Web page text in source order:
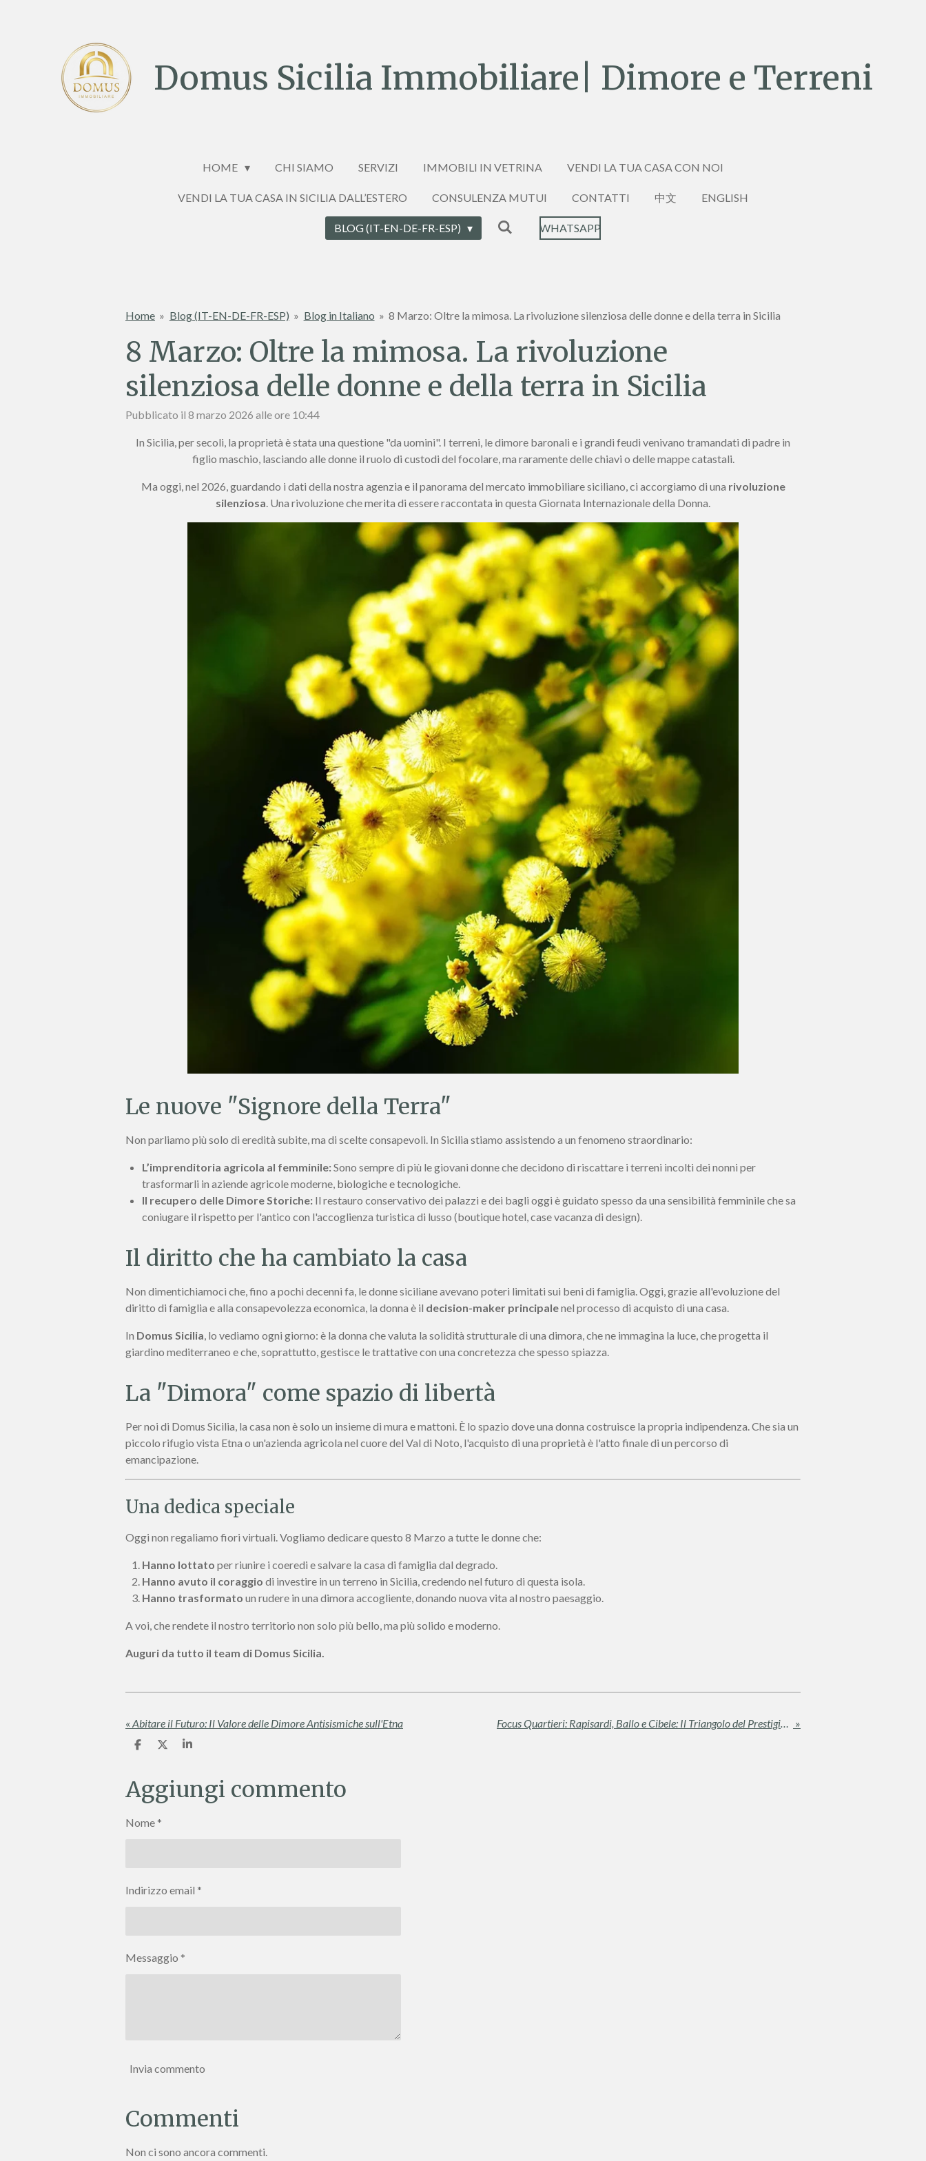
Domus Sicilia Immobiliare| Dimore e Terreni
HOME CHI SIAMO SERVIZI IMMOBILI IN VETRINA VENDI LA TUA CASA CON NOI
VENDI LA TUA CASA IN SICILIA DALL’ESTERO CONSULENZA MUTUI CONTATTI 中文 ENGLISH
BLOG (IT-EN-DE-FR-ESP) WHATSAPP
Home » Blog (IT-EN-DE-FR-ESP) » Blog in Italiano » 8 Marzo: Oltre la mimosa. La rivoluzione silenziosa delle donne e della terra in Sicilia
8 Marzo: Oltre la mimosa. La rivoluzione
silenziosa delle donne e della terra in Sicilia
Pubblicato il 8 marzo 2026 alle ore 10:44
In Sicilia, per secoli, la proprietà è stata una questione "da uomini". I terreni, le dimore baronali e i grandi feudi venivano tramandati di padre in
figlio maschio, lasciando alle donne il ruolo di custodi del focolare, ma raramente delle chiavi o delle mappe catastali.
Ma oggi, nel 2026, guardando i dati della nostra agenzia e il panorama del mercato immobiliare siciliano, ci accorgiamo di una rivoluzione
silenziosa. Una rivoluzione che merita di essere raccontata in questa Giornata Internazionale della Donna.
Le nuove "Signore della Terra"
Non parliamo più solo di eredità subite, ma di scelte consapevoli. In Sicilia stiamo assistendo a un fenomeno straordinario:
L’imprenditoria agricola al femminile:Sono sempre di più le giovani donne che decidono di riscattare i terreni incolti dei nonni per
trasformarli in aziende agricole moderne, biologiche e tecnologiche.
Il recupero delle Dimore Storiche: Il restauro conservativo dei palazzi e dei bagli oggi è guidato spesso da una sensibilità femminile che sa
coniugare il rispetto per l'antico con l'accoglienza turistica di lusso (boutique hotel, case vacanza di design).
Il diritto che ha cambiato la casa
Non dimentichiamoci che, fino a pochi decenni fa, le donne siciliane avevano poteri limitati sui beni di famiglia. Oggi, grazie all'evoluzione del
diritto di famiglia e alla consapevolezza economica, la donna è il decision-maker principalenel processo di acquisto di una casa.
In Domus Sicilia, lo vediamo ogni giorno: è la donna che valuta la solidità strutturale di una dimora, che ne immagina la luce, che progetta il
giardino mediterraneo e che, soprattutto, gestisce le trattative con una concretezza che spesso spiazza.
La "Dimora" come spazio di libertà
Per noi di Domus Sicilia, la casa non è solo un insieme di mura e mattoni. È lo spazio dove una donna costruisce la propria indipendenza. Che sia un
piccolo rifugio vista Etna o un'azienda agricola nel cuore del Val di Noto, l'acquisto di una proprietà è l'atto finale di un percorso di
emancipazione.
Una dedica speciale
Oggi non regaliamo fiori virtuali. Vogliamo dedicare questo 8 Marzo a tutte le donne che:
Hanno lottato per riunire i coeredi e salvare la casa di famiglia dal degrado.
Hanno avuto il coraggio di investire in un terreno in Sicilia, credendo nel futuro di questa isola.
Hanno trasformato un rudere in una dimora accogliente, donando nuova vita al nostro paesaggio.
A voi, che rendete il nostro territorio non solo più bello, ma più solido e moderno.
Auguri da tutto il team di Domus Sicilia.
« Abitare il Futuro: Il Valore delle Dimore Antisismiche sull'Etna Focus Quartieri: Rapisardi, Ballo e Cibele: Il Triangolo del Prestigio Residenziale »
C
i
d
C
i
v
C
Aggiungi commento
Nome *
Indirizzo email *
Messaggio *
Invia commento
Commenti
Non ci sono ancora commenti.